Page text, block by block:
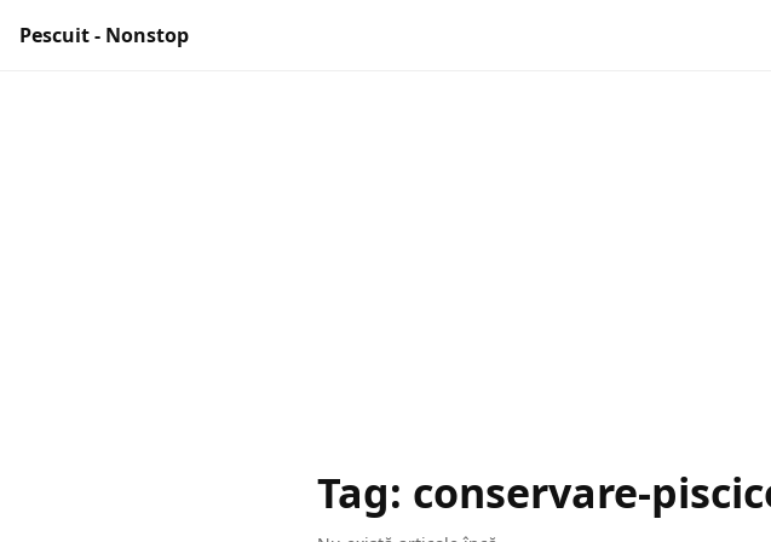
Pescuit - Nonstop
Tag: conservare-